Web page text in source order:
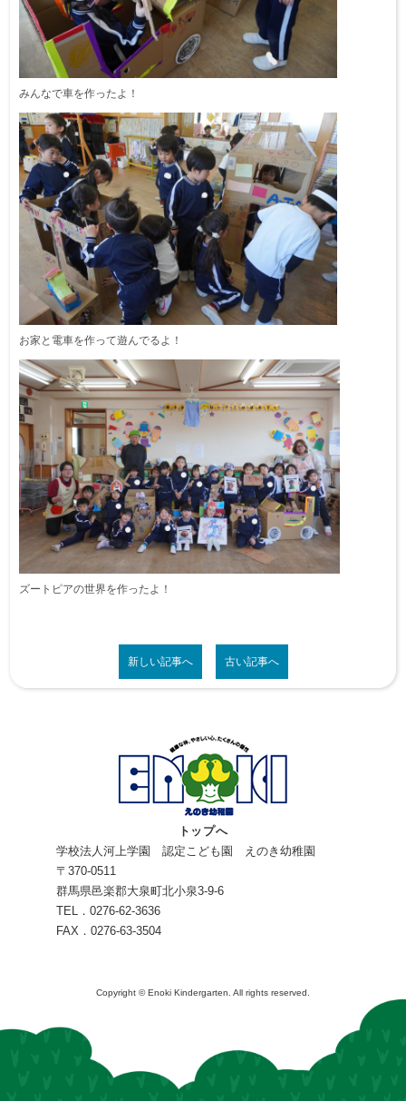
みんなで車を作ったよ！
お家と電車を作って遊んでるよ！
ズートピアの世界を作ったよ！
新しい記事へ 古い記事へ
トップへ
学校法人河上学園 認定こども園 えのき幼稚園
〒370-0511
群馬県邑楽郡大泉町北小泉3-9-6
TEL．0276-62-3636
FAX．0276-63-3504
Copyright © Enoki Kindergarten. All rights reserved.